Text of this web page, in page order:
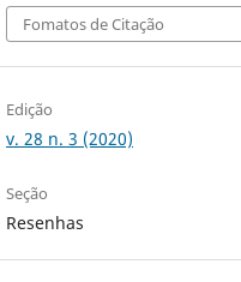
Fomatos de Citação
Edição
v. 28 n. 3 (2020)
Seção
Resenhas